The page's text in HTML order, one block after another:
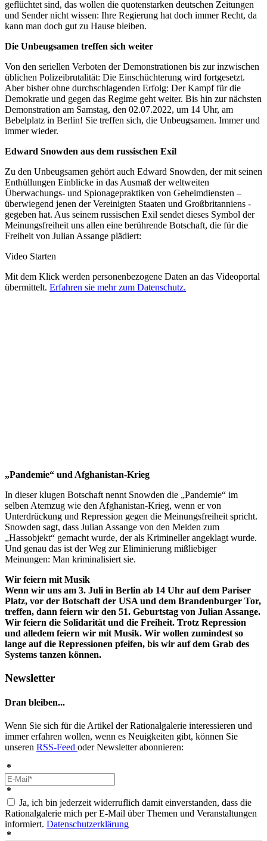
geflüchtet sind, das wollen die quotenstarken deutschen Zeitungen
und Sender nicht wissen: Ihre Regierung hat doch immer Recht, da
kann man doch gut zu Hause bleiben.
Die Unbeugsamen treffen sich weiter
Von den seriellen Verboten der Demonstrationen bis zur inzwischen
üblichen Polizeibrutalität: Die Einschüchterung wird fortgesetzt.
Aber bisher ohne durchschlagenden Erfolg: Der Kampf für die
Demokratie und gegen das Regime geht weiter. Bis hin zur nächsten
Demonstration am Samstag, den 02.07.2022, um 14 Uhr, am
Bebelplatz in Berlin! Sie treffen sich, die Unbeugsamen. Immer und
immer wieder.
Edward Snowden aus dem russischen Exil
Zu den Unbeugsamen gehört auch Edward Snowden, der mit seinen
Enthüllungen Einblicke in das Ausmaß der weltweiten
Überwachungs- und Spionagepraktiken von Geheimdiensten –
überwiegend jenen der Vereinigten Staaten und Großbritanniens -
gegeben hat. Aus seinem russischen Exil sendet dieses Symbol der
Meinungsfreiheit uns allen eine berührende Botschaft, die für die
Freiheit von Julian Assange plädiert:
Video Starten
Mit dem Klick werden personenbezogene Daten an das Videoportal
übermittelt. Erfahren sie mehr zum Datenschutz.
„Pandemie“ und Afghanistan-Krieg
In dieser klugen Botschaft nennt Snowden die „Pandemie“ im
selben Atemzug wie den Afghanistan-Krieg, wenn er von
Unterdrückung und Repression gegen die Meinungsfreiheit spricht.
Snowden sagt, dass Julian Assange von den Meiden zum
„Hassobjekt“ gemacht wurde, der als Krimineller angeklagt wurde.
Und genau das ist der Weg zur Eliminierung mißliebiger
Meinungen: Man kriminalisiert sie.
Wir feiern mit Musik
Wenn wir uns am 3. Juli in Berlin ab 14 Uhr auf dem Pariser
Platz, vor der Botschaft der USA und dem Brandenburger Tor,
treffen, dann feiern wir den 51. Geburtstag von Julian Assange.
Wir feiern die Solidarität und die Freiheit. Trotz Repression
und alledem feiern wir mit Musik. Wir wollen zumindest so
lange auf die Repressionen pfeifen, bis wir auf dem Grab des
Systems tanzen können.
Newsletter
Dran bleiben...
Wenn Sie sich für die Artikel der Rationalgalerie interessieren und
immer erfahren wollen, wenn es Neuigkeiten gibt, können Sie
unseren RSS-Feed oder Newsletter abonnieren:
*
*
Ja, ich bin jederzeit widerruflich damit einverstanden, dass die
Rationalgalerie mich per E-Mail über Themen und Veranstaltungen
informiert. Datenschutzerklärung
*